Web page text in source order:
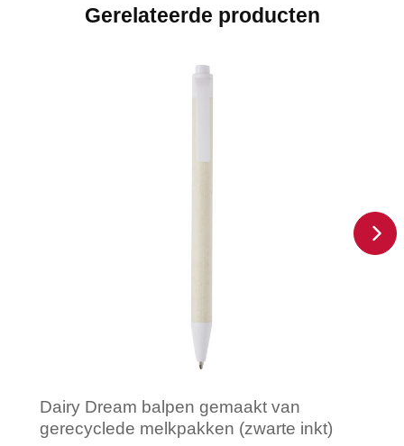
Gerelateerde producten
Dairy Dream balpen gemaakt van
gerecyclede melkpakken (zwarte inkt)